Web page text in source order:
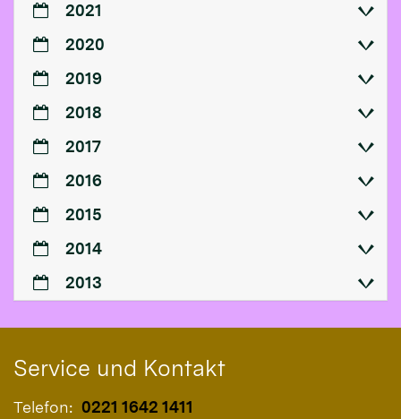
2021
2020
2019
2018
2017
2016
2015
2014
2013
Service und Kontakt
Telefon: 0221 1642 1411